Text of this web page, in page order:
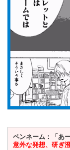
ペンネーム：「あ
意外な発想、研ぎ